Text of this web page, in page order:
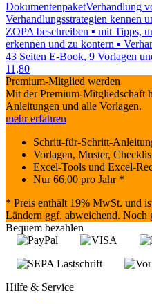
DokumentenpaketVerhandlung
Verhandlungsstrategien kennen
ZOPA beschreiben ▪ mit Tipps,
erkennen und zu kontern ▪
43 Seiten E-Book, 9 Vorlagen
11,80
Premium-Mitglied werden
Mit der Premium-Mitgliedschaft
Anleitungen und alle Vorlagen.
mehr erfahren
Schritt-für-Schritt-
Vorlagen, Muster,
Excel-Tools und Excel-
Nur66,00 pro Jahr *
* Preis enthält 19% MwSt. und
Ländern ggf. abweichend. Noch
Bequem bezahlen
Hilfe & Service